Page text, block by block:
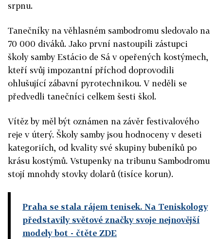
srpnu.
Tanečníky na věhlasném sambodromu sledovalo na
70 000 diváků. Jako první nastoupili zástupci
školy samby Estácio de Sá v opeřených kostýmech,
kteří svůj impozantní příchod doprovodili
ohlušující zábavní pyrotechnikou. V neděli se
předvedli tanečníci celkem šesti škol.
Vítěz by měl být oznámen na závěr festivalového
reje v úterý. Školy samby jsou hodnoceny v deseti
kategoriích, od kvality své skupiny bubeníků po
krásu kostýmů. Vstupenky na tribunu Sambodromu
stojí mnohdy stovky dolarů (tisíce korun).
Praha se stala rájem tenisek. Na Teniskology
představily světové značky svoje nejnovější
modely bot - čtěte ZDE